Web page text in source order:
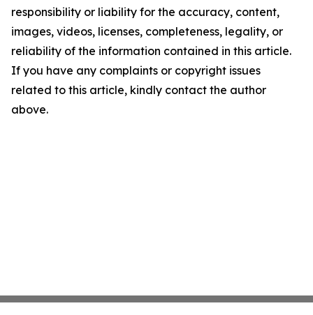
responsibility or liability for the accuracy, content,
images, videos, licenses, completeness, legality, or
reliability of the information contained in this article.
If you have any complaints or copyright issues
related to this article, kindly contact the author
above.